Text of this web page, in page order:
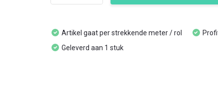
Artikel gaat per strekkende meter / rol
Geleverd aan 1 stuk